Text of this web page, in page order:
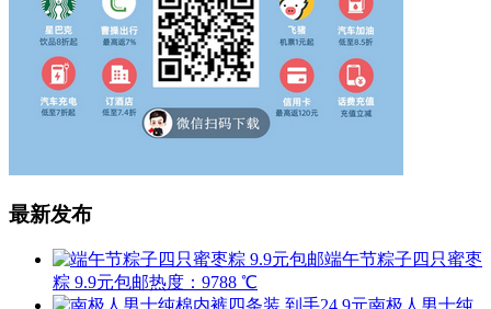
最新发布
端午节粽子四只蜜枣
粽 9.9元包邮热度：9788 ℃